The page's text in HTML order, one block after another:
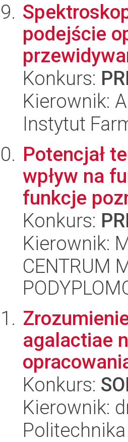
podejście
Konkurs:
Kierownik:
Instytut
Potencjał
wpływ na
funkcje
Konkurs:
Kierownik:
CENTRUM
agalactiae
Konkurs:
Kierownik: